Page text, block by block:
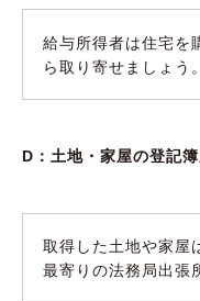
給与所得者は住宅を
ら取り寄せましょう。
D：土地・家屋の登記
取得した土地や家屋
最寄りの法務局出張